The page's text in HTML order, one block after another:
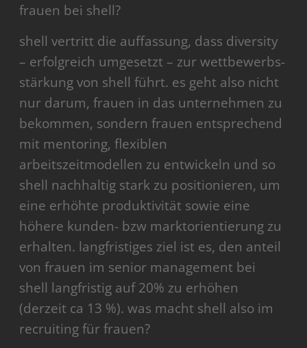
frauen bei shell?
shell vertritt die auffassung, dass diversity
– erfolgreich umgesetzt – zur wettbewerbs-
stärkung von shell führt. es geht also nicht
nur darum, frauen in das unternehmen zu
bekommen, sondern frauen entsprechend
mit mentoring, flexiblen
arbeitszeitmodellen zu entwickeln und so
shell nachhaltig stark zu positionieren, um
eine erhöhte produktivität sowie eine
höhere kunden- bzw marktorientierung zu
erhalten. langfristiges ziel ist es, den anteil
von frauen im senior management bei
shell langfristig auf 20% zu erhöhen
(derzeit ca 13 %). was macht shell also im
recruiting für frauen?